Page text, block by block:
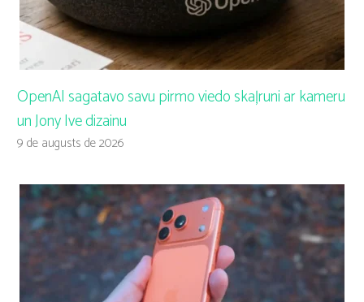
OpenAI sagatavo savu pirmo viedo skaļruni ar kameru
un Jony Ive dizainu
9 de augusts de 2026